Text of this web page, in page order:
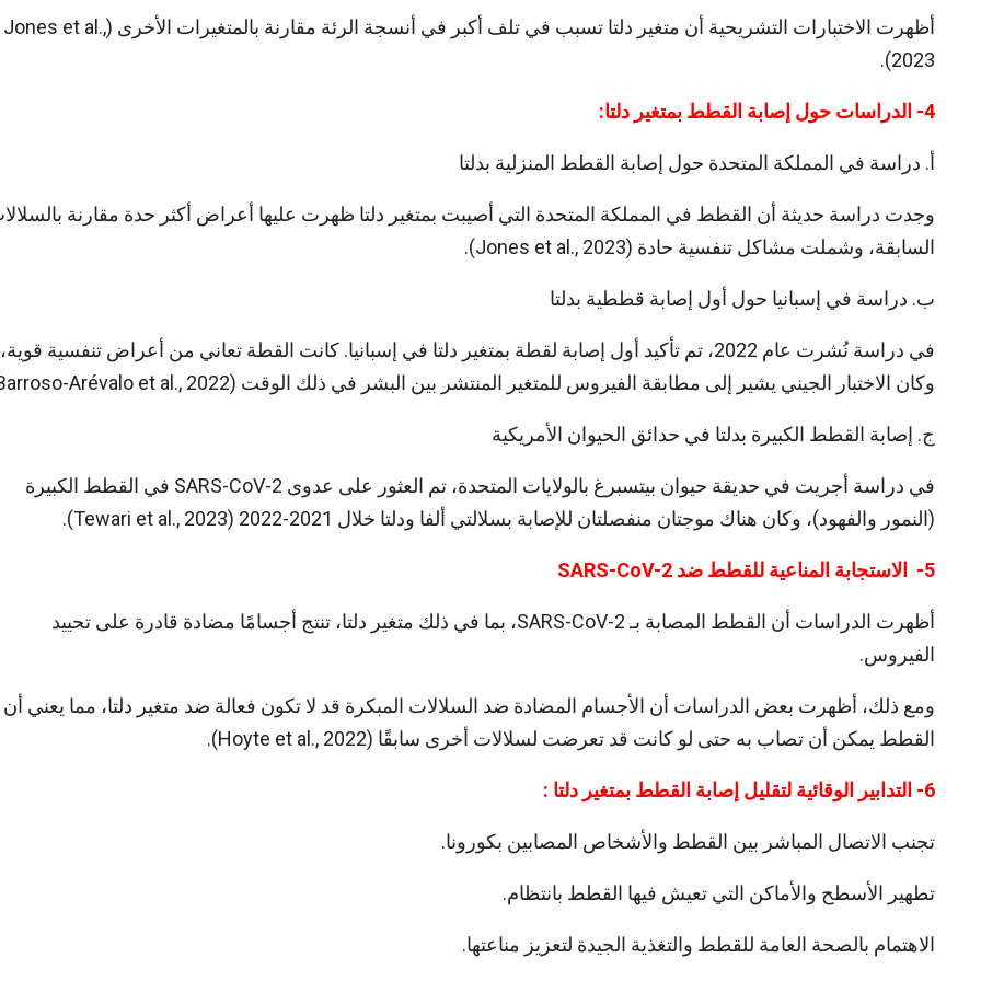
أظهرت الاختبارات التشريحية أن متغير دلتا تسبب في تلف أكبر في أنسجة الرئة مقارنة بالمتغيرات الأخرى (Jones et al.,
2023).
4- الدراسات حول إصابة القطط بمتغير دلتا:
أ. دراسة في المملكة المتحدة حول إصابة القطط المنزلية بدلتا
وجدت دراسة حديثة أن القطط في المملكة المتحدة التي أصيبت بمتغير دلتا ظهرت عليها أعراض أكثر حدة مقارنة
السابقة، وشملت مشاكل تنفسية حادة (Jones et al., 2023).
ب. دراسة في إسبانيا حول أول إصابة قططية بدلتا
في دراسة نُشرت عام 2022، تم تأكيد أول إصابة لقطة بمتغير دلتا في إسبانيا. كانت القطة تعاني من أعراض تنفسية قوية،
وكان الاختبار الجيني يشير إلى مطابقة الفيروس للمتغير المنتشر بين البشر في ذلك الوقت (Barroso-Arévalo et al., 2022).
ج. إصابة القطط الكبيرة بدلتا في حدائق الحيوان الأمريكية
في دراسة أجريت في حديقة حيوان بيتسبرغ بالولايات المتحدة، تم العثور على عدوى SARS-CoV-2 في القطط الكبيرة
(النمور والفهود)، وكان هناك موجتان منفصلتان للإصابة بسلالتي ألفا ودلتا خلال 2021-2022 (Tewari et al., 2023).
5- الاستجابة المناعية للقطط ضد SARS-CoV-2
أظهرت الدراسات أن القطط المصابة بـ SARS-CoV-2، بما في ذلك متغير دلتا، تنتج أجسامًا مضادة قادرة على تحييد
الفيروس.
ومع ذلك، أظهرت بعض الدراسات أن الأجسام المضادة ضد السلالات المبكرة قد لا تكون فعالة ضد متغير دلتا، مما يعني أن
القطط يمكن أن تصاب به حتى لو كانت قد تعرضت لسلالات أخرى سابقًا (Hoyte et al., 2022).
6- التدابير الوقائية لتقليل إصابة القطط بمتغير دلتا :
تجنب الاتصال المباشر بين القطط والأشخاص المصابين بكورونا.
تطهير الأسطح والأماكن التي تعيش فيها القطط بانتظام.
الاهتمام بالصحة العامة للقطط والتغذية الجيدة لتعزيز مناعتها.